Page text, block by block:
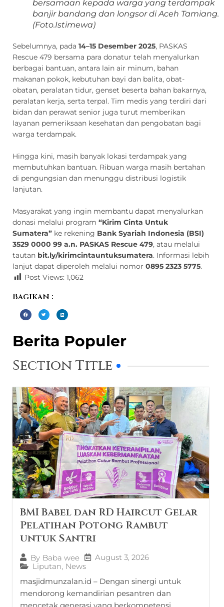
bersamaan kepada warga yang terdampak
banjir bandang dan longsor di Aceh Tamiang.
(Foto.Istimewa)
Sebelumnya, pada 14–15 Desember 2025, PASKAS
Rescue 479 bersama para donatur telah menyalurkan
berbagai bantuan, antara lain air minum, bahan
makanan pokok, kebutuhan bayi dan balita, obat-
obatan, peralatan tidur, genset beserta bahan bakarnya,
peralatan kerja, serta terpal. Tim medis yang terdiri dari
bidan dan perawat senior juga turut memberikan
layanan pemeriksaan kesehatan dan pengobatan bagi
warga terdampak.
Hingga kini, masih banyak lokasi terdampak yang
membutuhkan bantuan. Ribuan warga masih bertahan
di pengungsian dan menunggu distribusi logistik
lanjutan.
Masyarakat yang ingin membantu dapat menyalurkan
donasi melalui program “Kirim Cinta Untuk
Sumatera” ke rekening Bank Syariah Indonesia (BSI)
3529 0000 99 a.n. PASKAS Rescue 479, atau melalui
tautan bit.ly/kirimcintauntuksumatera. Informasi lebih
lanjut dapat diperoleh melalui nomor 0895 2323 5775.
Post Views: 1,062
Bagikan :
Berita Populer
Section Title
BMI Babel dan RD Haircut Gelar
Pelatihan Potong Rambut
untuk Santri
By Baba wee
August 3, 2026
Liputan, News
masjidmunzalan.id – Dengan sinergi untuk
mendorong kemandirian pesantren dan